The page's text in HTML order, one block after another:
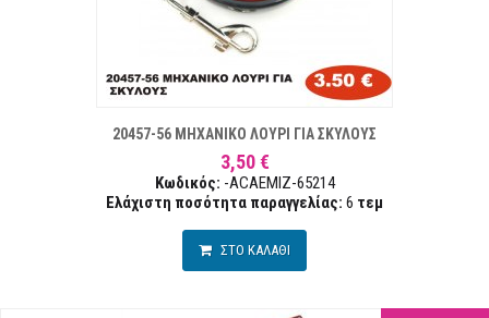
20457-56 ΜΗΧΑΝΙΚΟ ΛΟΥΡΙ ΓΙΑ ΣΚΥΛΟΥΣ
3,50 €
Κωδικός: -ACAEMIZ-65214
Ελάχιστη ποσότητα παραγγελίας: 6 τεμ
ΣΤΟ ΚΑΛΑΘΙ